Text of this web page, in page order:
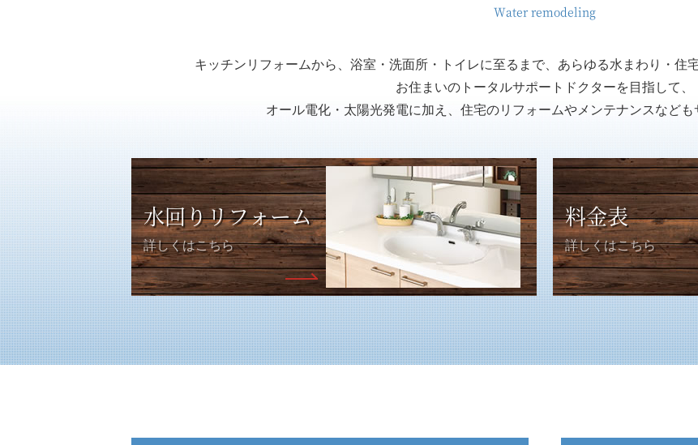
Water remodeling
キッチンリフォームから、浴室・洗面所・トイレに至るまで、あらゆる水まわり・住
お住まいのトータルサポートドクターを目指して、
オール電化・太陽光発電に加え、住宅のリフォームやメンテナンスなども
水回りリフォーム
詳しくはこちら
料金表
詳しくはこちら